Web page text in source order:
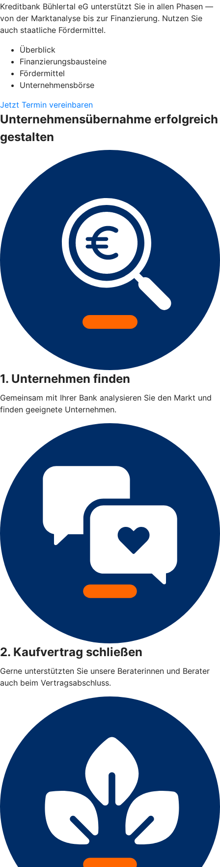
Kreditbank Bühlertal eG unterstützt Sie in allen Phasen —
von der Marktanalyse bis zur Finanzierung. Nutzen Sie
auch staatliche Fördermittel.
Überblick
Finanzierungsbausteine
Fördermittel
Unternehmensbörse
Jetzt Termin vereinbaren
Unternehmensübernahme erfolgreich
gestalten
1. Unternehmen finden
Gemeinsam mit Ihrer Bank analysieren Sie den Markt und
finden geeignete Unternehmen.
2. Kaufvertrag schließen
Gerne unterstützten Sie unsere Beraterinnen und Berater
auch beim Vertragsabschluss.